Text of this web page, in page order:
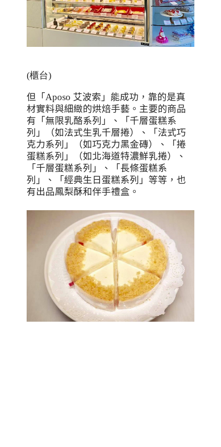
(櫃台)
但「Aposo 艾波索」能成功，靠的是真
材實料與細緻的烘焙手藝。主要的商品
有「無限乳酪系列」、「千層蛋糕系
列」（如法式生乳千層捲）、「法式巧
克力系列」（如巧克力黑金磚）、「捲
蛋糕系列」（如北海道特濃鮮乳捲）、
「千層蛋糕系列」、「長條蛋糕系
列」、「經典生日蛋糕系列」等等，也
有出品鳳梨酥和伴手禮盒。